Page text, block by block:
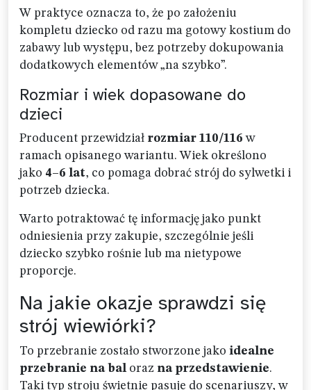
W praktyce oznacza to, że po założeniu
kompletu dziecko od razu ma gotowy kostium do
zabawy lub występu, bez potrzeby dokupowania
dodatkowych elementów „na szybko”.
Rozmiar i wiek dopasowane do
dzieci
Producent przewidział rozmiar 110/116 w
ramach opisanego wariantu. Wiek określono
jako 4–6 lat, co pomaga dobrać strój do sylwetki i
potrzeb dziecka.
Warto potraktować tę informację jako punkt
odniesienia przy zakupie, szczególnie jeśli
dziecko szybko rośnie lub ma nietypowe
proporcje.
Na jakie okazje sprawdzi się
strój wiewiórki?
To przebranie zostało stworzone jako idealne
przebranie na baloraz na przedstawienie.
Taki typ stroju świetnie pasuje do scenariuszy, w